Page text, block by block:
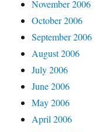
November 2006
October 2006
September 2006
August 2006
July 2006
June 2006
May 2006
April 2006